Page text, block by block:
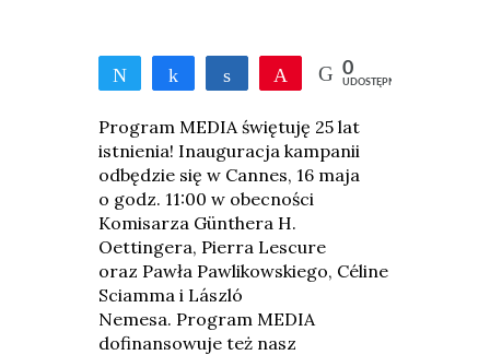
Tweetnij UdostępnijUdostępnijPrzypnij
0
UDOSTĘPNIEŃ
Program MEDIA świętuję 25 lat
istnienia! Inauguracja kampanii
odbędzie się w Cannes, 16 maja
o godz. 11:00 w obecności
Komisarza Günthera H.
Oettingera, Pierra Lescure
oraz Pawła Pawlikowskiego, Céline
Sciamma i László
Nemesa. Program MEDIA
dofinansowuje też nasz